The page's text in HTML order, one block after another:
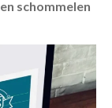
schommelen